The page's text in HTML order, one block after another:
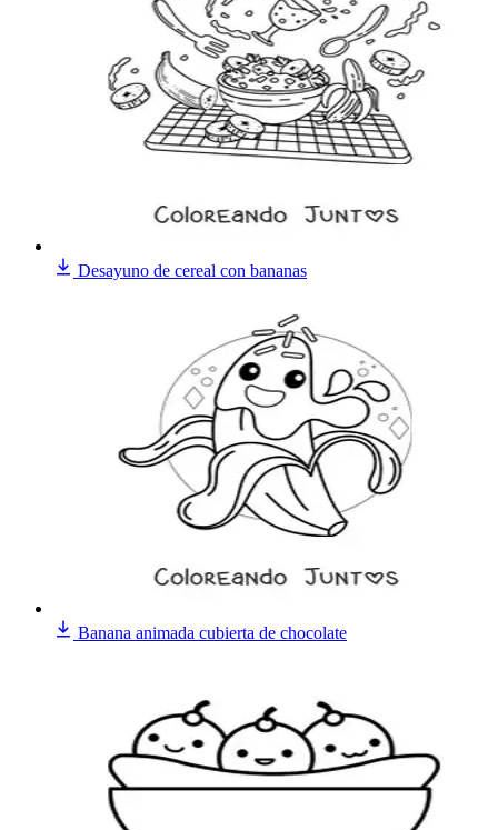
Desayuno de cereal con bananas
Banana animada cubierta de chocolate